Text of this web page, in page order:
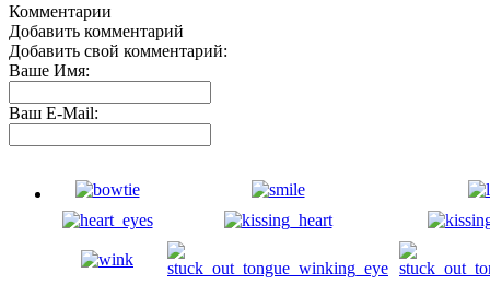
Комментарии
Добавить комментарий
Добавить свой комментарий:
Ваше Имя:
Ваш E-Mail: